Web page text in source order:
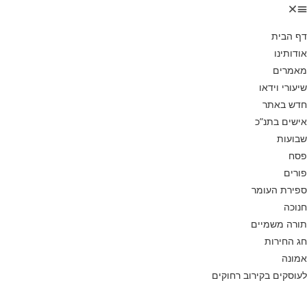
דף הבית
אודותינו
מאמרים
שיעורי וידאו
חדש באתר
אישים בתנ”כ
שבועות
פסח
פורים
ספירת העומר
חנוכה
תורה משמיים
חג החירות
אמונה
לעוסקים בקירוב רחוקים